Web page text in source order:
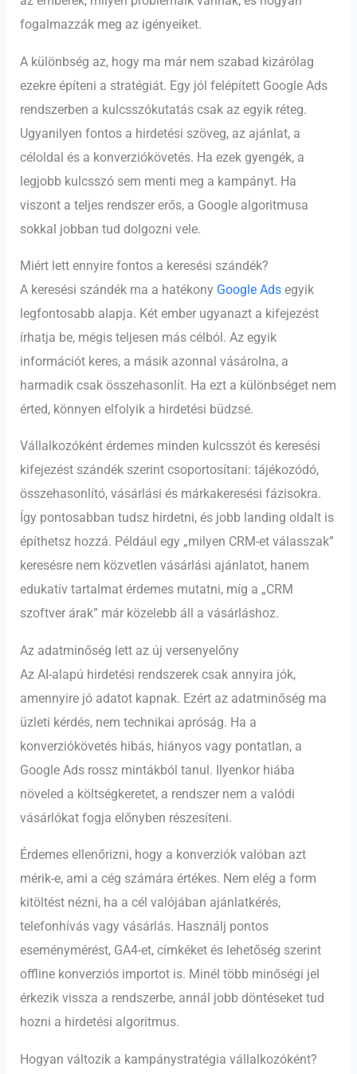
fogalmazzák meg az igényeiket.
A különbség az, hogy ma már nem szabad kizárólag
ezekre építeni a stratégiát. Egy jól felépített Google Ads
rendszerben a kulcsszókutatás csak az egyik réteg.
Ugyanilyen fontos a hirdetési szöveg, az ajánlat, a
céloldal és a konverziókövetés. Ha ezek gyengék, a
legjobb kulcsszó sem menti meg a kampányt. Ha
viszont a teljes rendszer erős, a Google algoritmusa
sokkal jobban tud dolgozni vele.
Miért lett ennyire fontos a keresési szándék?
A keresési szándék ma a hatékony Google Ads egyik
legfontosabb alapja. Két ember ugyanazt a kifejezést
írhatja be, mégis teljesen más célból. Az egyik
információt keres, a másik azonnal vásárolna, a
harmadik csak összehasonlít. Ha ezt a különbséget nem
érted, könnyen elfolyik a hirdetési büdzsé.
Vállalkozóként érdemes minden kulcsszót és keresési
kifejezést szándék szerint csoportosítani: tájékozódó,
összehasonlító, vásárlási és márkakeresési fázisokra.
Így pontosabban tudsz hirdetni, és jobb landing oldalt is
építhetsz hozzá. Például egy „milyen CRM-et válasszak”
keresésre nem közvetlen vásárlási ajánlatot, hanem
edukatív tartalmat érdemes mutatni, míg a „CRM
szoftver árak” már közelebb áll a vásárláshoz.
Az adatminőség lett az új versenyelőny
Az AI-alapú hirdetési rendszerek csak annyira jók,
amennyire jó adatot kapnak. Ezért az adatminőség ma
üzleti kérdés, nem technikai apróság. Ha a
konverziókövetés hibás, hiányos vagy pontatlan, a
Google Ads rossz mintákból tanul. Ilyenkor hiába
növeled a költségkeretet, a rendszer nem a valódi
vásárlókat fogja előnyben részesíteni.
Érdemes ellenőrizni, hogy a konverziók valóban azt
mérik-e, ami a cég számára értékes. Nem elég a form
kitöltést nézni, ha a cél valójában ajánlatkérés,
telefonhívás vagy vásárlás. Használj pontos
eseménymérést, GA4-et, címkéket és lehetőség szerint
offline konverziós importot is. Minél több minőségi jel
érkezik vissza a rendszerbe, annál jobb döntéseket tud
hozni a hirdetési algoritmus.
Hogyan változik a kampánystratégia vállalkozóként?